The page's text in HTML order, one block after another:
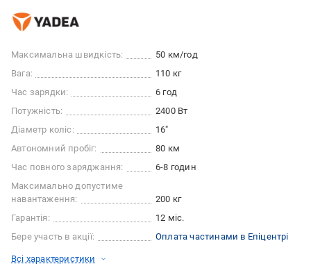
Максимальна швидкість:
50 км/год
Вага:
110 кг
Час зарядки:
6 год
Потужність:
2400 Вт
Діаметр коліс:
16"
Автономний пробіг:
80 км
Час повного заряджання:
6-8 годин
Максимально допустиме
навантаження:
200 кг
Гарантія:
12 міс.
Бере участь в акції:
Оплата частинами в Епіцентрі
Всі характеристики